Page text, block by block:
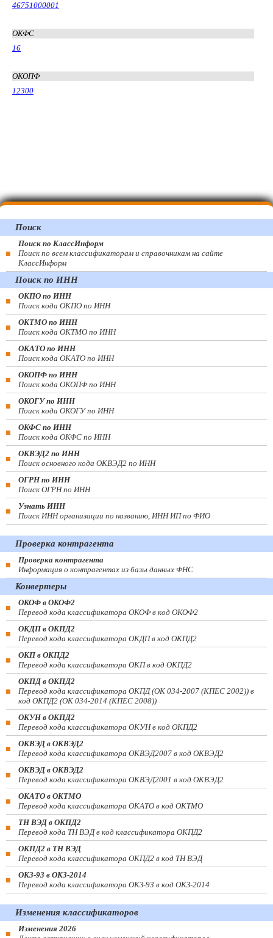
46751000001
ОКФС
16
ОКОПФ
12300
Поиск
Поиск по КлассИнформ
Поиск по всем классификаторам и справочникам на сайте
КлассИнформ
Поиск по ИНН
ОКПО по ИНН
Поиск кода ОКПО по ИНН
ОКТМО по ИНН
Поиск кода ОКТМО по ИНН
ОКАТО по ИНН
Поиск кода ОКАТО по ИНН
ОКОПФ по ИНН
Поиск кода ОКОПФ по ИНН
ОКОГУ по ИНН
Поиск кода ОКОГУ по ИНН
ОКФС по ИНН
Поиск кода ОКФС по ИНН
ОКВЭД2 по ИНН
Поиск основного кода ОКВЭД2 по ИНН
ОГРН по ИНН
Поиск ОГРН по ИНН
Узнать ИНН
Поиск ИНН организации по названию, ИНН ИП по ФИО
Проверка контрагента
Проверка контрагента
Информация о контрагентах из базы данных ФНС
Конвертеры
ОКОФ в ОКОФ2
Перевод кода классификатора ОКОФ в код ОКОФ2
ОКДП в ОКПД2
Перевод кода классификатора ОКДП в код ОКПД2
ОКП в ОКПД2
Перевод кода классификатора ОКП в код ОКПД2
ОКПД в ОКПД2
Перевод кода классификатора ОКПД (ОК 034-2007 (КПЕС 2002)) в
код ОКПД2 (ОК 034-2014 (КПЕС 2008))
ОКУН в ОКПД2
Перевод кода классификатора ОКУН в код ОКПД2
ОКВЭД в ОКВЭД2
Перевод кода классификатора ОКВЭД2007 в код ОКВЭД2
ОКВЭД в ОКВЭД2
Перевод кода классификатора ОКВЭД2001 в код ОКВЭД2
ОКАТО в ОКТМО
Перевод кода классификатора ОКАТО в код ОКТМО
ТН ВЭД в ОКПД2
Перевод кода ТН ВЭД в код классификатора ОКПД2
ОКПД2 в ТН ВЭД
Перевод кода классификатора ОКПД2 в код ТН ВЭД
ОКЗ-93 в ОКЗ-2014
Перевод кода классификатора ОКЗ-93 в код ОКЗ-2014
Изменения классификаторов
Изменения 2026